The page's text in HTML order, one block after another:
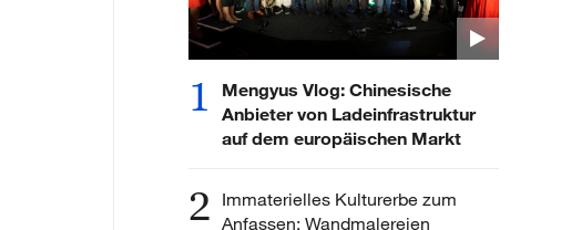
1
Mengyus Vlog: Chinesische
Anbieter von Ladeinfrastruktur
auf dem europäischen Markt
2 Immaterielles Kulturerbe zum
Anfassen: Wandmalereien